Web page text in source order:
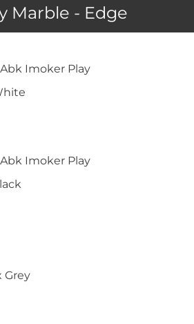
Marble - Edge
Grey